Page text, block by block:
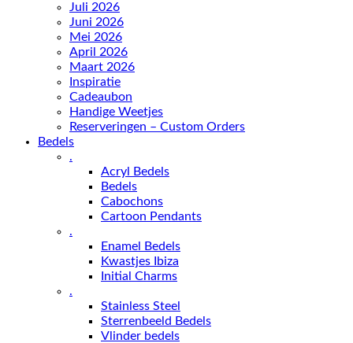
Juli 2026
Juni 2026
Mei 2026
April 2026
Maart 2026
Inspiratie
Cadeaubon
Handige Weetjes
Reserveringen – Custom Orders
Bedels
.
Acryl Bedels
Bedels
Cabochons
Cartoon Pendants
.
Enamel Bedels
Kwastjes Ibiza
Initial Charms
.
Stainless Steel
Sterrenbeeld Bedels
Vlinder bedels